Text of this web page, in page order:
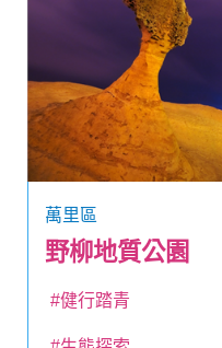
萬里區
野柳地質公園
#健行踏青